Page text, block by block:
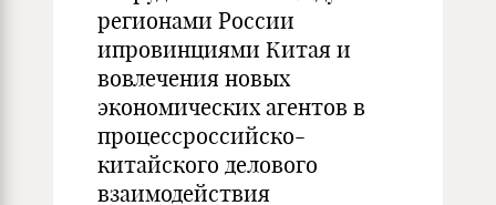
регионами России
ипровинциями Китая и
вовлечения новых
экономических агентов в
процессроссийско-
китайского делового
взаимодействия